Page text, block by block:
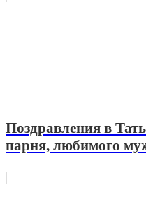
Поздравления в
парня, любимого